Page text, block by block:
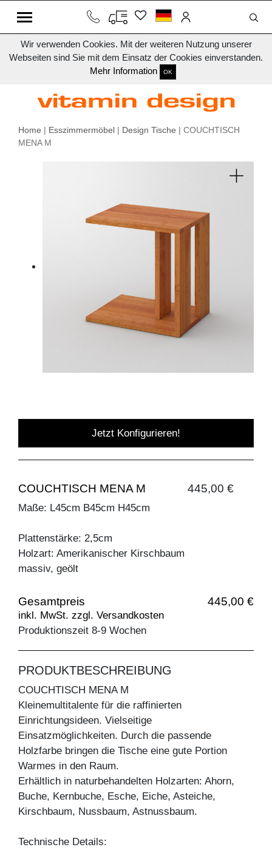
Wir verwenden Cookies. Mit der weiteren Nutzung unserer
Webseiten sind Sie mit dem Einsatz der Cookies einverstanden.
Mehr Information
OK
Home | Esszimmermöbel | Design Tische | COUCHTISCH
MENA M
Jetzt Konfigurieren!
COUCHTISCH MENA M 445,00 €
Maße: L45cm B45cm H45cm
Plattenstärke: 2,5cm
Holzart: Amerikanischer Kirschbaum
massiv, geölt
Gesamtpreis 445,00 €
inkl. MwSt. zzgl. Versandkosten
Produktionszeit 8-9 Wochen
PRODUKTBESCHREIBUNG
COUCHTISCH MENA M
Kleinemultitalente für die raffinierten
Einrichtungsideen. Vielseitige
Einsatzmöglichkeiten. Durch die passende
Holzfarbe bringen die Tische eine gute Portion
Warmes in den Raum.
Erhältlich in naturbehandelten Holzarten: Ahorn,
Buche, Kernbuche, Esche, Eiche, Asteiche,
Kirschbaum, Nussbaum, Astnussbaum.
Technische Details: